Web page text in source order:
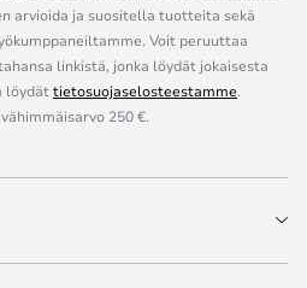
arvioida ja suositella tuotteita sekä
Voit peruuttaa
linkistä, jonka löydät jokaisesta
löydättietosuojaselosteestamme.
250 €.